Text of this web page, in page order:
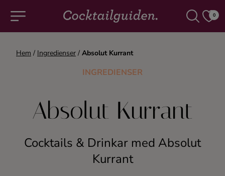
0
COCKTAILS & DRINKAR
Alkoholfritt
Champagne
Hem / Ingredienser / Absolut Kurrant
INGREDIENSER
Absolut Kurrant
Cocktails & Drinkar med Absolut
Kurrant